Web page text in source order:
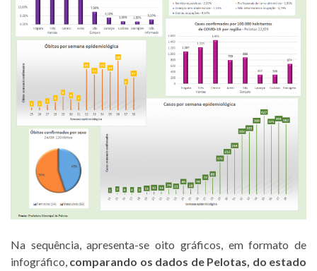
Na sequência, apresenta-se oito gráficos, em formato de
infográfico, comparando os dados de Pelotas, do estado